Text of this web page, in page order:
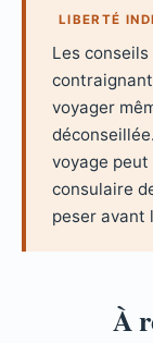
LIBERTÉ
Les
voyager
voyage peut
consulaire
peser avant
À